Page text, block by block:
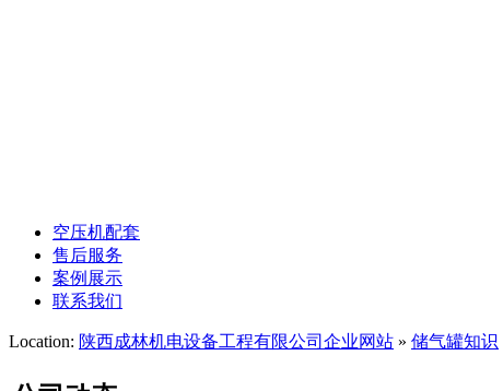
空压机配套
售后服务
案例展示
联系我们
Location: 陕西成林机电设备工程有限公司企业网站 » 储气罐知识